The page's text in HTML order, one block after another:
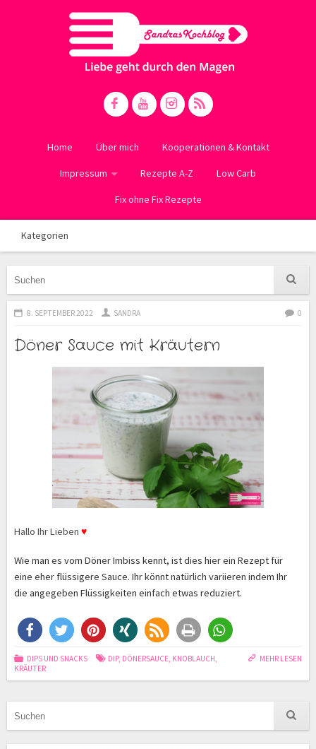
Home Über mich Kooperationen & Kontakt
Impressum Rezepte A-Z Low Carb
Fix ohne Fix Rezepte
Kategorien
8. SEPTEMBER 2022 SANDRA 0
Döner Sauce mit Kräutern
Hallo Ihr Lieben ♥
Wie man es vom Döner Imbiss kennt, ist dies hier ein Rezept für
eine eher flüssigere Sauce. Ihr könnt natürlich variieren indem Ihr
die angegeben Flüssigkeiten einfach etwas reduziert.
MEHR LESEN
DIPS UND SNACKS DIP, DÖNERSAUCE, KNOBLAUCH,
KRÄUTER